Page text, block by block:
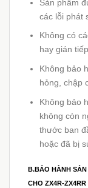
Sản phẩm
các lỗi phát
Không có
hay gián
Không bảo
hỏng, chập
Không bảo
không còn
thước ban
hoặc đã bị
B.BẢO HÀNH
CHO ZX4R-ZX4RR